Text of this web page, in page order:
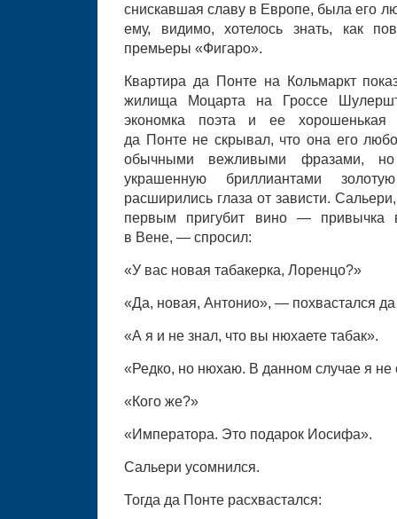
снискавшая славу в Европе, была его
ему, видимо, хотелось знать, как
премьеры «Фигаро».
Квартира да Понте на Кольмаркт
жилища Моцарта на Гроссе
экономка поэта и ее хорошенькая
да Понте не скрывал, что она его
обычными вежливыми фразами,
украшенную бриллиантами
расширились глаза от зависти.
первым пригубит вино — привычка
в Вене, — спросил:
«У вас новая табакерка, Лоренцо?»
«Да, новая, Антонио», — похвастался
«А я и не знал, что вы нюхаете табак».
«Редко, но нюхаю. В данном случае я не
«Кого же?»
«Императора. Это подарок Иосифа».
Сальери усомнился.
Тогда да Понте расхвастался: